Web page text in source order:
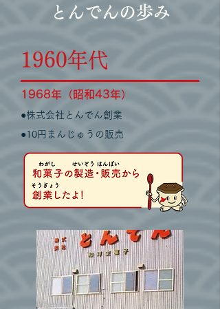
とんでんの歩み
1960年代
1968年（昭和43年）
●株式会社とんでん創業
●10円まんじゅうの販売